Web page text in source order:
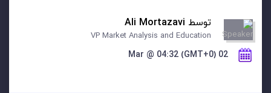
توسط Ali Mortazavi
VP Market Analysis and Education
02 Mar @ 04:32 (GMT+0)